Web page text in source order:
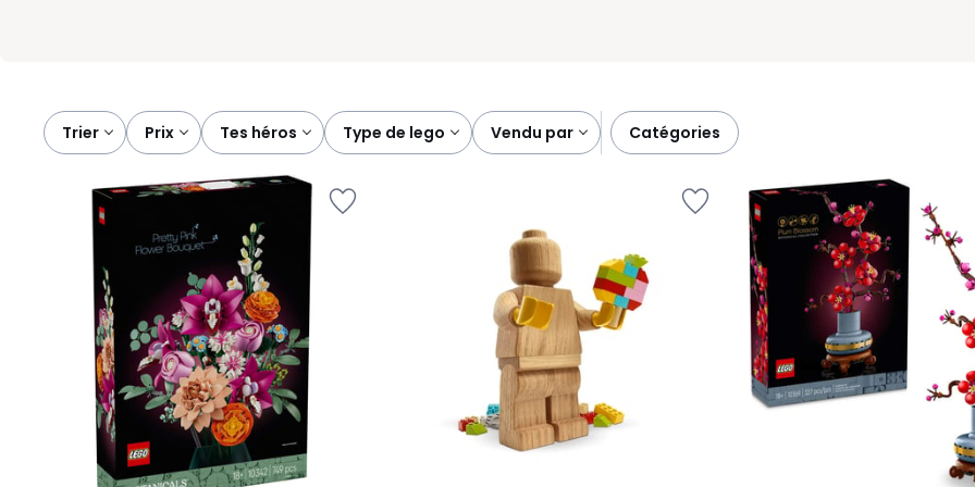
Trier
prix tes héros type de lego vendu par catégories